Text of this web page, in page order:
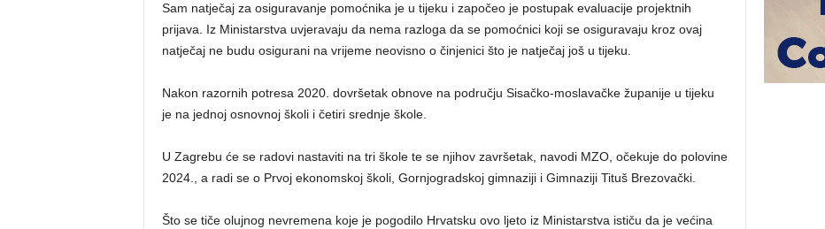
Sam natječaj za osiguravanje pomoćnika je u tijeku i započeo je postupak evaluacije projektnih
prijava. Iz Ministarstva uvjeravaju da nema razloga da se pomoćnici koji se osiguravaju kroz ovaj
natječaj ne budu osigurani na vrijeme neovisno o činjenici što je natječaj još u tijeku.
Nakon razornih potresa 2020. dovršetak obnove na području Sisačko-moslavačke županije u tijeku
je na jednoj osnovnoj školi i četiri srednje škole.
U Zagrebu će se radovi nastaviti na tri škole te se njihov završetak, navodi MZO, očekuje do polovine
2024., a radi se o Prvoj ekonomskoj školi, Gornjogradskoj gimnaziji i Gimnaziji Tituš Brezovački.
Što se tiče olujnog nevremena koje je pogodilo Hrvatsku ovo ljeto iz Ministarstva ističu da je većina